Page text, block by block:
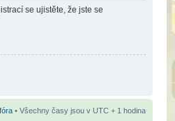
se ujistěte, že jste se
• Všechny časy jsou v UTC + 1 hodina